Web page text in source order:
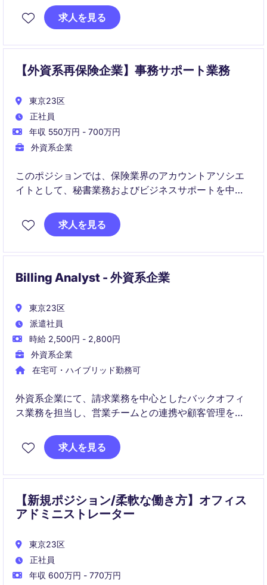
求人を見る
【外資系再保険企業】事務サポート業務
東京23区
正社員
年収 550万円 - 700万円
外資系企業
このポジションでは、保険業界のアカウントアソシエ
イトとして、秘書業務およびビジネスサポートを中心
だきます。管理能力と細部への注意力を活かして、業
務の効率化と正確性を追求していただける方を求めて
求人を見る
Billing Analyst - 外資系企業
東京23区
派遣社員
時給 2,500円 - 2,800円
外資系企業
在宅可・ハイブリッド勤務可
外資系企業にて、請求業務を中心としたバックオフィ
ス業務を担当し、営業チームとの連携や顧客管理を通
宅が可能で、柔軟な働き方を実現し、英語力と請求・
経理スキルを活かせる環境です。本契約は：2－3か月
求人を見る
【新規ポジション/柔軟な働き方】オフィス
アドミニストレーター
東京23区
正社員
年収 600万円 - 770万円